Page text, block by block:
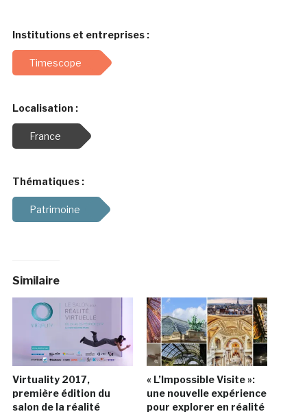
Institutions et entreprises :
Timescope
Localisation :
France
Thématiques :
Patrimoine
Similaire
Virtuality 2017,
première édition du
salon de la réalité
« L’Impossible Visite »:
une nouvelle expérience
pour explorer en réalité